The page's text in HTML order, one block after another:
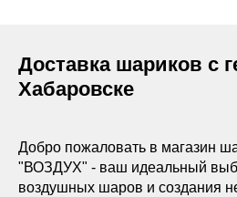
Доставка шариков с
Хабаровске
Добро пожаловать в магазин
"ВОЗДУХ" - ваш идеальный
воздушных шаров и создания